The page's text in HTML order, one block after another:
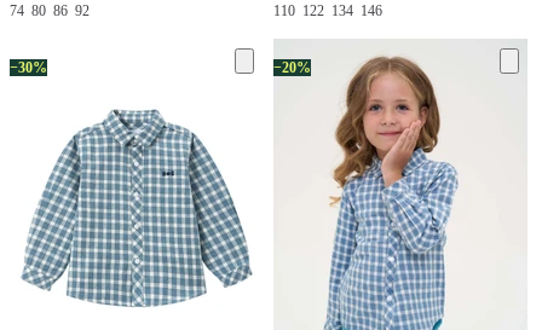
74 80 86 92 110 122 134 146
−30% −20%